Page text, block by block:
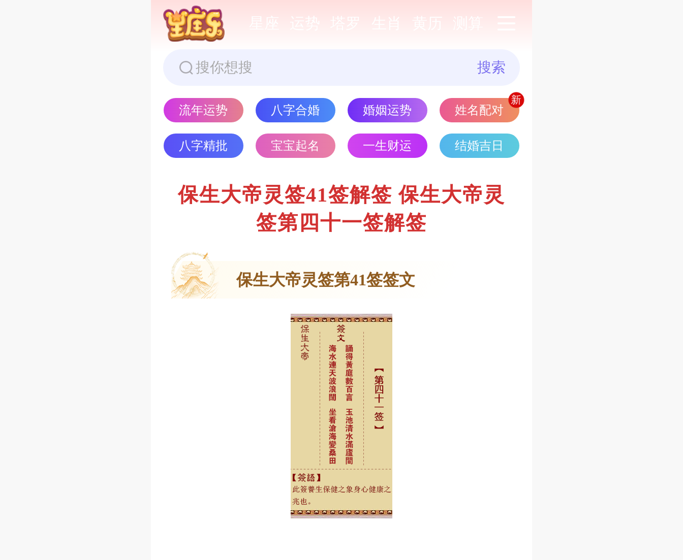
搜索
流年运势 八字合婚 婚姻运势 姓名配对
八字精批 宝宝起名 一生财运 结婚吉日
保生大帝灵签41签解签 保生大帝灵
签第四十一签解签
保生大帝灵签第41签签文